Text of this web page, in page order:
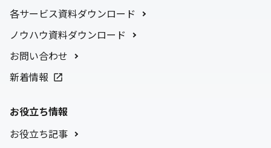
各サービス資料ダウンロード
ノウハウ資料ダウンロード
お問い合わせ
新着情報
お役立ち情報
お役立ち記事